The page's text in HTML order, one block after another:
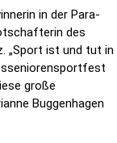
in der Para-
des
„Sport ist und tut in
große
Buggenhagen